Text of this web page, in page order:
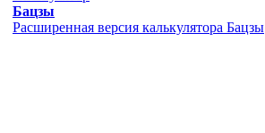
Бацзы
Расширенная версия калькулятора Бацзы